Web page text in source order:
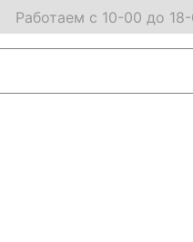
Работаем с 10-00 до